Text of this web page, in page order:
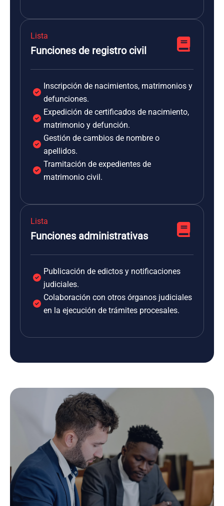
Lista
Funciones de registro civil
Inscripción de nacimientos, matrimonios y
defunciones.
Expedición de certificados de nacimiento,
matrimonio y defunción.
Gestión de cambios de nombre o
apellidos.
Tramitación de expedientes de
matrimonio civil.
Lista
Funciones administrativas
Publicación de edictos y notificaciones
judiciales.
Colaboración con otros órganos judiciales
en la ejecución de trámites procesales.